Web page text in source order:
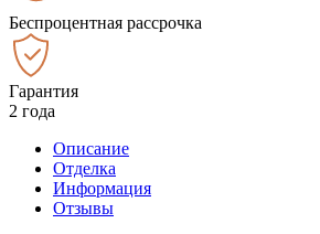
Беспроцентная рассрочка
Гарантия
2 года
Описание
Отделка
Информация
Отзывы